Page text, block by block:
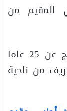
المقيم من
لابد ألا يقل عمر المتقدم للزواج عن 25 عاما
من ناحية